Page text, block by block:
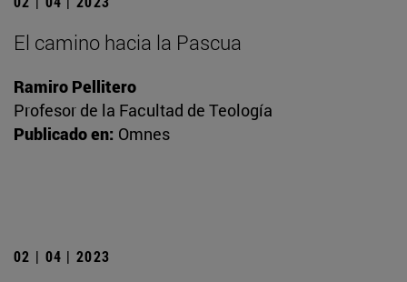
El camino hacia la Pascua
Ramiro Pellitero
Profesor de la Facultad de Teología
Publicado en: Omnes
02 | 04 | 2023